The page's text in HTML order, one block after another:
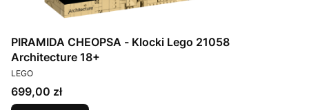
PIRAMIDA CHEOPSA - Klocki Lego 21058
Architecture 18+
PRODUCENT
LEGO
Cena
699,00 zł